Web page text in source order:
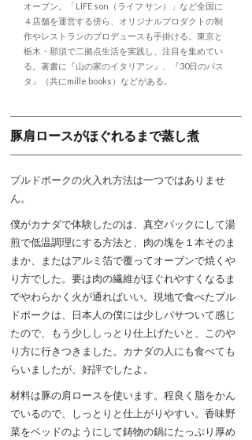
オープン。「LIFE son（ライフ サン）」など全国に
４店舗を運営する傍ら、オリジナルプロダクトの制
作やレストランのプロデュースも手掛ける。東京と
栃木・那須で二拠点生活を実践し、注目を集めてい
る。著書に『山の家のイタリアン』、『30日のパス
タ』（共にmille books）などがある。
豚肩ロースがほぐれるまで蒸し煮
プルドポークの火入れ方法は一つではありませ
ん。
僕がカナダで体験したのは、真空パックにして湯
煎で低温調理にする方法と、肉の塊を１本そのま
まか、またはアルミ箔で覆ってオーブンで焼くや
り方でした。要は肉の繊維がほぐれやすくなるま
でやわらかく火が通ればいい。現地で食べたプル
ドポークは、日本人の僕には少しパサついて感じ
たので、もう少ししっとり仕上げたいと、このや
り方に行きつきました。カナダの人にも食べても
らいましたが、好評でしたよ。
材料は豚の肩ロースを使います。程良く脂をかん
でいるので、しっとりと仕上がりやすい。香味野
菜をベッドのようにして鋳物の鍋にたっぷり厚め